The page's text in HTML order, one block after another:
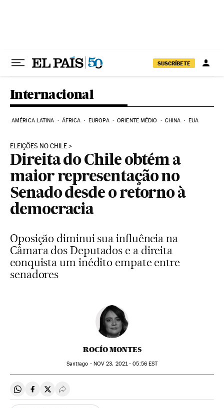
SUSCRÍBETE
Internacional
AMÉRICA LATINA ÁFRICA EUROPA ORIENTE MÉDIO CHINA EUA
ELEIÇÕES NO CHILE
Direita do Chile obtém a
maior representação no
Senado desde o retorno à
democracia
Oposição diminui sua influência na
Câmara dos Deputados e a direita
conquista um inédito empate entre
senadores
ROCÍO MONTES
Santiago - NOV 23, 2021 - 05:56EST
Compartir en Whatsapp
Compartir en Facebook
Compartir en Twitter
Desplegar Redes Sociales